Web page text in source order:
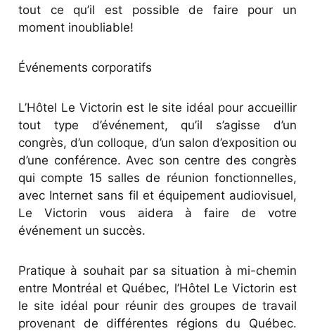
tout ce qu’il est possible de faire pour un
moment inoubliable!
Événements corporatifs
L’Hôtel Le Victorin est le site idéal pour accueillir
tout type d’événement, qu’il s’agisse d’un
congrès, d’un colloque, d’un salon d’exposition ou
d’une conférence. Avec son centre des congrès
qui compte 15 salles de réunion fonctionnelles,
avec Internet sans fil et équipement audiovisuel,
Le Victorin vous aidera à faire de votre
événement un succès.
Pratique à souhait par sa situation à mi-chemin
entre Montréal et Québec, l’Hôtel Le Victorin est
le site idéal pour réunir des groupes de travail
provenant de différentes régions du Québec.